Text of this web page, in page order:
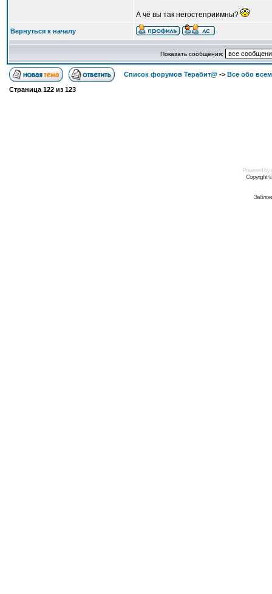
А чё вы так негостеприимны?
Вернуться к началу
Показать сообщения:
Список форумов Терабит@ -> Все обо всем
Страница 122 из 123
Powered by
Copyright